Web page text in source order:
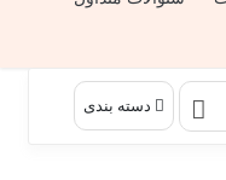
دسته بندی